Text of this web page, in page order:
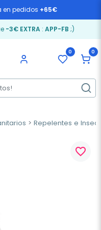
en pedidos +65€
-3€ EXTRA: APP-FB ;)
0 0
Repelentes e
favorite_border